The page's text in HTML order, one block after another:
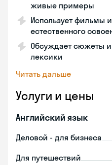
живые примеры
Использует фильмы
естественного
Обсуждает сюжеты
лексики
Читать дальше
Услуги и цены
Английский язык
Деловой - для бизнеса
Для путешествий